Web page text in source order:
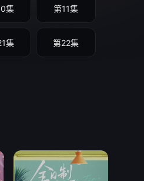
集 第11集
集 第22集